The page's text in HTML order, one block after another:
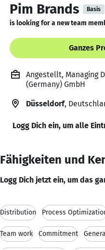
Pim Brands Basis
is looking for a new team
Ganzes
Angestellt, Managing
(Germany) GmbH
Düsseldorf,
Logg Dich ein, um alle
Fähigkeiten und
Logg Dich jetzt ein, um das
Distribution Process
Team work Commitment